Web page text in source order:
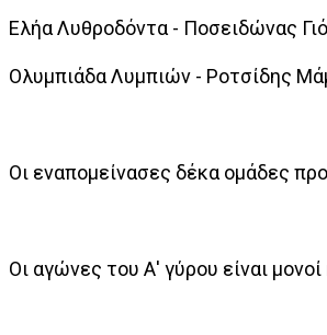
Ελήα Λυθροδόντα - Ποσειδώνας
Ολυμπιάδα Λυμπιών - Ροτσίδης
Οι εναπομείνασες δέκα ομάδες
Οι αγώνες του Α' γύρου είναι